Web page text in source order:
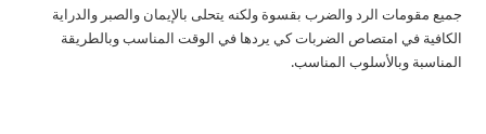
جميع مقومات الرد والضرب بقسوة ولكنه يتحلى بالإيمان والصبر والدراية
الكافية في امتصاص الضربات كي يردها في الوقت المناسب وبالطريقة
المناسبة وبالأسلوب المناسب.